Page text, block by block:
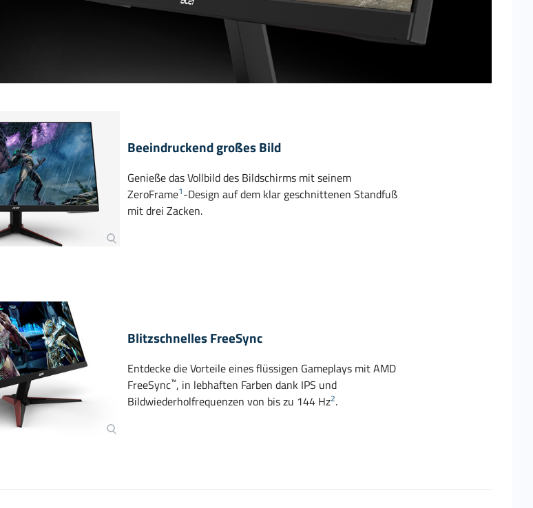
Beeindruckend großes Bild
Genieße das Vollbild des Bildschirms mit seinem
ZeroFrame1-Design auf dem klar geschnittenen Standfuß
mit drei Zacken.
Blitzschnelles FreeSync
Entdecke die Vorteile eines flüssigen Gameplays mit AMD
FreeSync™, in lebhaften Farben dank IPS und
Bildwiederholfrequenzen von bis zu 144 Hz2.